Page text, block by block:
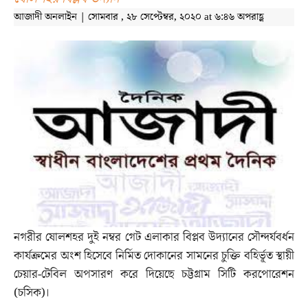
আজাদী অনলাইন | সোমবার , ২৮ সেপ্টেম্বর, ২০২০ at ৬:৪৬ অপরাহ্ণ
নগরীর ষোলশহর দুই নম্বর গেট এলাকার বিপ্লব উদ্যানের সৌন্দর্যবর্ধন
কার্যক্রমের অংশ হিসেবে নির্মিত দোকানের সামনের চুক্তি বহির্ভূত স্থায়ী
চেয়ার-টেবিল অপসারণ করে দিয়েছে চট্টগ্রাম সিটি করপোরেশন
(চসিক)।